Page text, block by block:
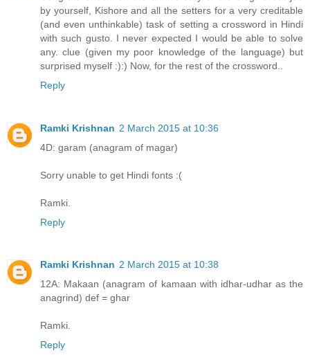
by yourself, Kishore and all the setters for a very creditable
(and even unthinkable) task of setting a crossword in Hindi
with such gusto. I never expected I would be able to solve
any. clue (given my poor knowledge of the language) but
surprised myself :):) Now, for the rest of the crossword..
Reply
Ramki Krishnan 2 March 2015 at 10:36
4D: garam (anagram of magar)
Sorry unable to get Hindi fonts :(
Ramki.
Reply
Ramki Krishnan 2 March 2015 at 10:38
12A: Makaan (anagram of kamaan with idhar-udhar as the
anagrind) def = ghar
Ramki.
Reply